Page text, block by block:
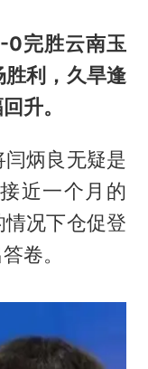
0完胜云南玉
利，久旱逢
升。
炳良无疑是
近一个月的
况下仓促登
卷。